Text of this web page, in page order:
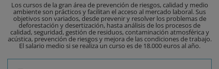
Los cursos de la gran área de prevención de riesgos, calidad y medio
ambiente son prácticos y facilitan el acceso al mercado laboral. Sus
objetivos son variados, desde prevenir y resolver los problemas de
deforestación y desertización, hasta análisis de los procesos de
calidad, seguridad, gestión de residuos, contaminación atmosférica y
acústica, prevención de riesgos y mejora de las condiciones de trabajo.
El salario medio si se realiza un curso es de 18.000 euros al año.